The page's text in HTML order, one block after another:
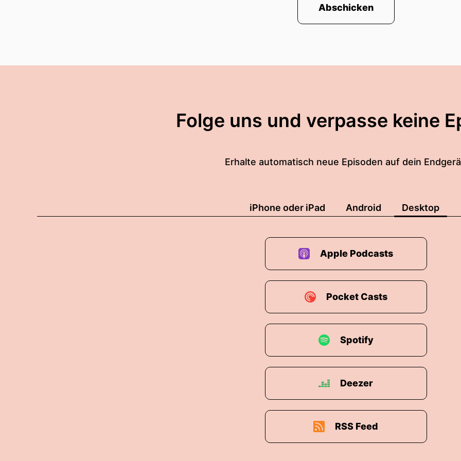
Abschicken
Folge uns und verpasse keine
Erhalte automatisch neue Episoden auf dein
iPhone oder iPad Android Desktop
Apple Podcasts
Pocket Casts
Spotify
Deezer
RSS Feed